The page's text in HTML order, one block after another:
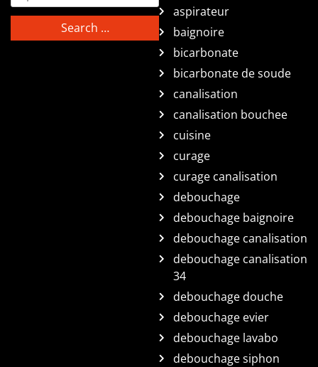
aspirateur
baignoire
bicarbonate
bicarbonate de soude
canalisation
canalisation bouchee
cuisine
curage
curage canalisation
debouchage
debouchage baignoire
debouchage canalisation
debouchage canalisation
34
debouchage douche
debouchage evier
debouchage lavabo
debouchage siphon